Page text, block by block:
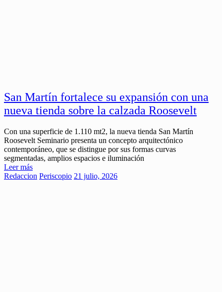
San Martín fortalece su expansión con una
nueva tienda sobre la calzada Roosevelt
Con una superficie de 1.110 mt2, la nueva tienda San Martín
Roosevelt Seminario presenta un concepto arquitectónico
contemporáneo, que se distingue por sus formas curvas
segmentadas, amplios espacios e iluminación
Leer más
Redaccion Periscopio 21 julio, 2026